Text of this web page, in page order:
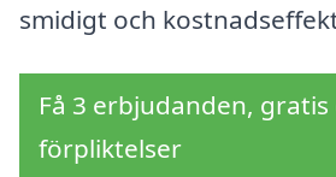
smidigt och
Få 3 erbjudanden,
förpliktelser